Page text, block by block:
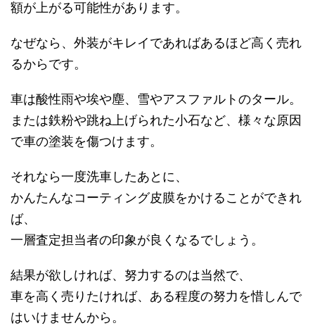
額が上がる可能性があります。
なぜなら、外装がキレイであればあるほど高く売れ
るからです。
車は酸性雨や埃や塵、雪やアスファルトのタール。
または鉄粉や跳ね上げられた小石など、様々な原因
で車の塗装を傷つけます。
それなら一度洗車したあとに、
かんたんなコーティング皮膜をかけることができれ
ば、
一層査定担当者の印象が良くなるでしょう。
結果が欲しければ、努力するのは当然で、
車を高く売りたければ、ある程度の努力を惜しんで
はいけませんから。